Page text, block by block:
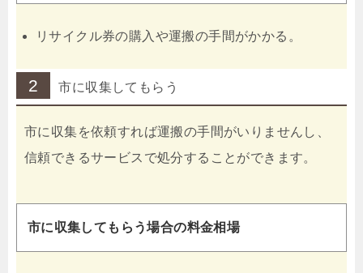
リサイクル券の購入や運搬の手間がかかる。
2 市に収集してもらう
市に収集を依頼すれば運搬の手間がいりませんし、
信頼できるサービスで処分することができます。
市に収集してもらう場合の料金相場